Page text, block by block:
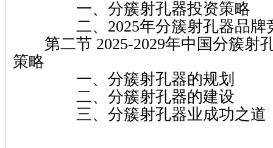
一、分簇射孔器投资策略
二、2025年分簇射孔器品牌
第二节 2025-2029年中国分簇射
策略
一、分簇射孔器的规划
二、分簇射孔器的建设
三、分簇射孔器业成功之道